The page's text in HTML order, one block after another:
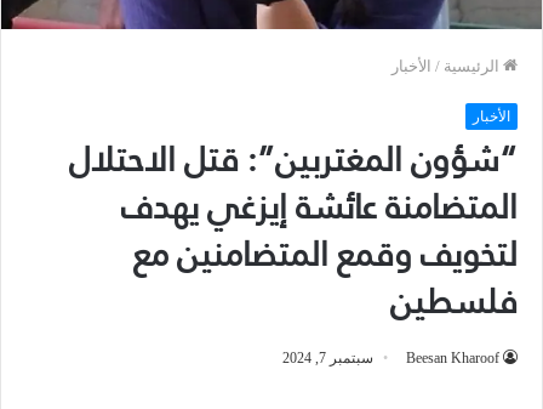
الرئيسية / الأخبار
الأخبار
“شؤون المغتربين”: قتل الاحتلال
المتضامنة عائشة إيزغي يهدف
لتخويف وقمع المتضامنين مع
فلسطين
Beesan Kharoof سبتمبر 7, 2024